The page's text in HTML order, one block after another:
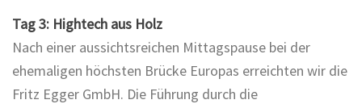
Tag 3: Hightech aus Holz
Nach einer aussichtsreichen Mittagspause bei der
ehemaligen höchsten Brücke Europas erreichten wir die
Fritz Egger GmbH. Die Führung durch die